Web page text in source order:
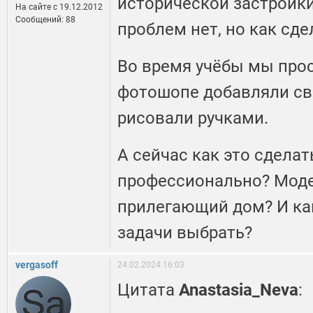
На сайте c 19.12.2012
Сообщений: 88
проблем нет, но как
Во время учёбы мы
фотошопе добавляли
рисовали ручками.
А сейчас как это
профессионально?
прилегающий дом? И
задачи выбрать?
vergasoff 24.02.2024 16:03
Цитата Anastasia_Neva: